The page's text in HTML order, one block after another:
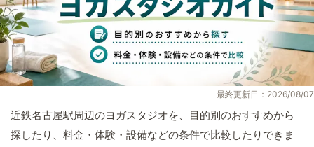
最終更新日：2026/08/07
近鉄名古屋駅周辺のヨガスタジオを、目的別のおすすめから
探したり、料金・体験・設備などの条件で比較したりできま